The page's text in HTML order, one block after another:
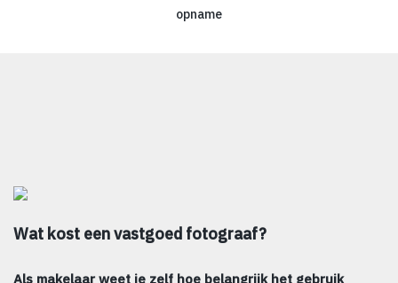
opname
Wat kost een vastgoed fotograaf?
Als makelaar weet je zelf hoe belangrijk het gebruik